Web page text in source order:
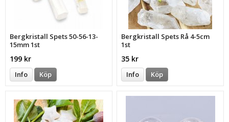
Bergkristall Spets 50-56-13-
15mm 1st
199 kr
Info Köp
Bergkristall Spets Rå 4-5cm
1st
35 kr
Info Köp